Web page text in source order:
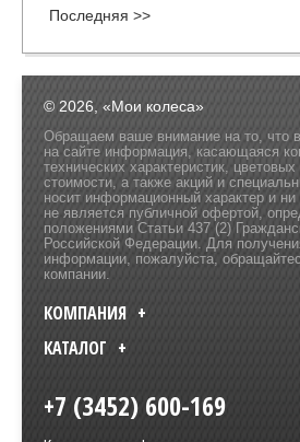
Последняя >>
© 2026, «Мои колеса»
Обращаем ваше внимание на то, что
на сайте информация, касающаяся
технических характеристик, цветовых
стоимости, а также акций и
носит информационный характер и ни
не является публичной офертой,
положениями Статьи 437 (2)
Российской Федерации. Для
информации, пожалуйста,
компании.
КОМПАНИЯ
КАТАЛОГ
+7 (3452) 600-169